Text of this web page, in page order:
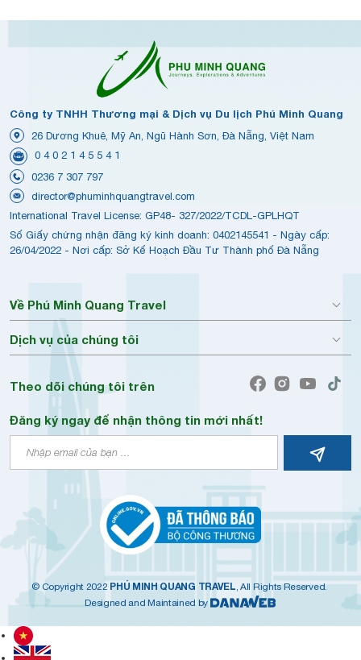
Công ty TNHH Thương mại & Dịch vụ Du lịch Phú Minh Quang
26 Dương Khuê, Mỹ An, Ngũ Hành Sơn, Đà Nẵng, Việt Nam
0 4 0 2 1 4 5 5 4 1
0236 7 307 797
director@phuminhquangtravel.com
International Travel License: GP48- 327/2022/TCDL-GPLHQT
Số Giấy chứng nhận đăng ký kinh doanh: 0402145541 - Ngày cấp:
26/04/2022 - Nơi cấp: Sở Kế Hoạch Đầu Tư Thành phố Đà Nẵng
Về Phú Minh Quang Travel
Dịch vụ của chúng tôi
Theo dõi chúng tôi trên
Đăng ký ngay để nhận thông tin mới nhất!
© Copyright 2022 PHÚ MINH QUANG TRAVEL, All Rights Reserved.
Designed and Maintained by